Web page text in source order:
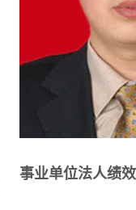
事业单位法人绩